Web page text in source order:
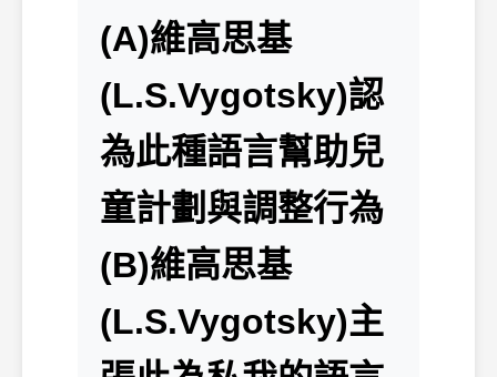
(A)維高思基
(L.S.Vygotsky)認
為此種語言幫助兒
童計劃與調整行為
(B)維高思基
(L.S.Vygotsky)主